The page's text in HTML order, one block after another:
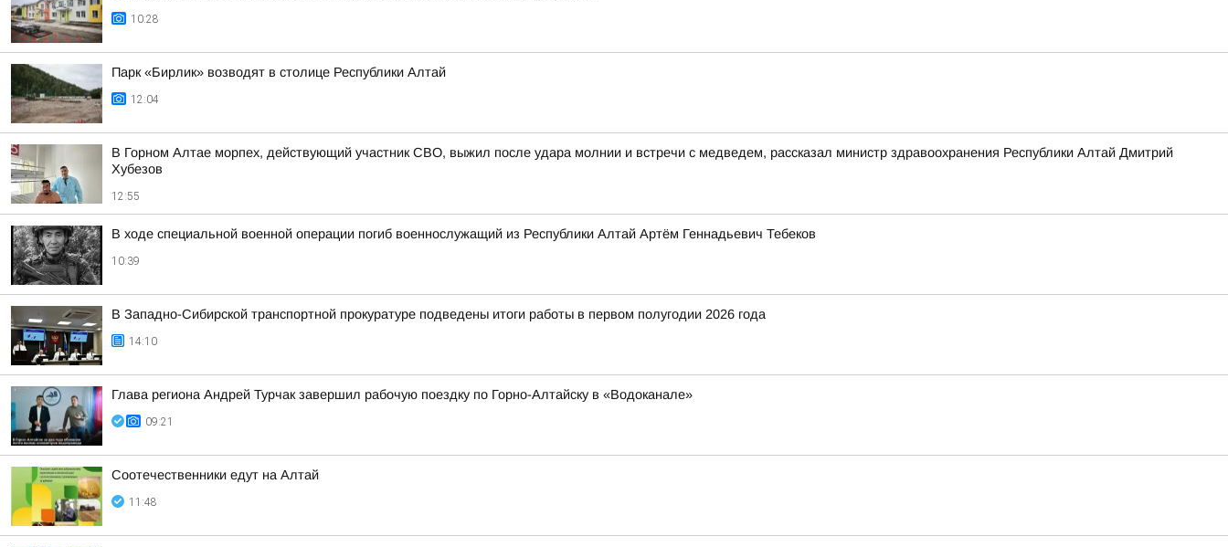
10:28
Парк «Бирлик» возводят в столице Республики Алтай
12:04
В Горном Алтае морпех, действующий участник СВО, выжил после удара молнии и встречи с медведем, рассказал министр здравоохранения Республики Алтай Дмитрий
Хубезов
12:55
В ходе специальной военной операции погиб военнослужащий из Республики Алтай Артём Геннадьевич Тебеков
10:39
В Западно-Сибирской транспортной прокуратуре подведены итоги работы в первом полугодии 2026 года
14:10
Глава региона Андрей Турчак завершил рабочую поездку по Горно-Алтайску в «Водоканале»
09:21
Соотечественники едут на Алтай
11:48